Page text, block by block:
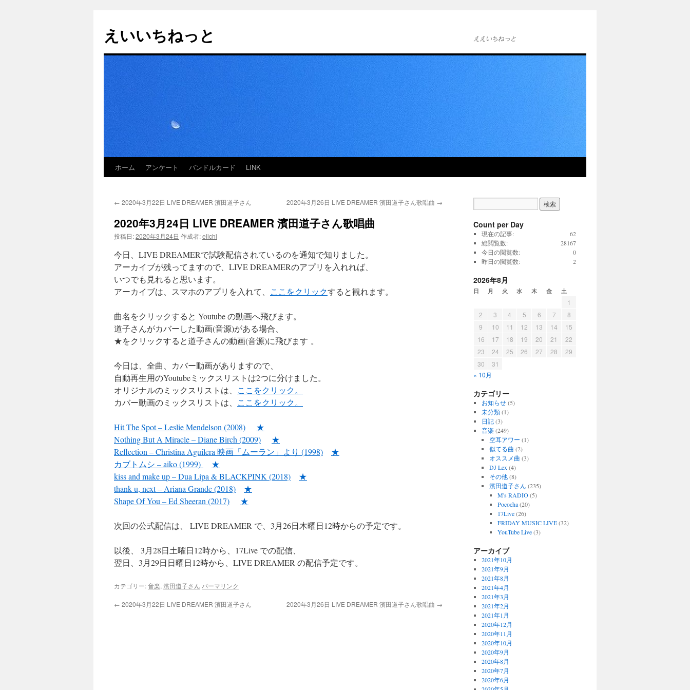
えいいちねっと ええいちねっと
ン
ホーム アンケート バンドルカード LINK
← 2020年3月22日 LIVE DREAMER 濱田道子さん 2020年3月26日 LIVE DREAMER 濱田道子さん歌唱曲 →
2020年3月24日 LIVE DREAMER 濱田道子さん歌唱曲
投稿日:2020年3月24日 作成者:eiichi
今日、LIVE DREAMERで試験配信されているのを通知で知りました。
アーカイブが残ってますので、LIVE DREAMERのアプリを入れれば、
いつでも見れると思います。
アーカイブは、スマホのアプリを入れて、 ここをクリックすると観れます。
曲名をクリックすると Youtube の動画へ飛びます。
道子さんがカバーした動画(音源)がある場合、
★をクリックすると道子さんの動画(音源)に飛びます 。
今日は、全曲、カバー動画がありますので、
自動再生用のYoutubeミックスリストは2つに分けました。
オリジナルのミックスリストは、 ここをクリック。
カバー動画のミックスリストは、 ここをクリック。
Hit The Spot – Leslie Mendelson (2008)
★
Nothing But A Miracle – Diane Birch (2009)
★
Reflection – Christina Aguilera 映画「ムーラン」より (1998)
★
カブトムシ – aiko (1999)
★
kiss and make up – Dua Lipa & BLACKPINK (2018)
★
thank u, next – Ariana Grande (2018)
★
Shape Of You – Ed Sheeran (2017)
★
次回の公式配信は、 LIVE DREAMER で、3月26日木曜日12時からの予定です。
以後、 3月28日土曜日12時から、17Live での配信、
翌日、3月29日日曜日12時から、LIVE DREAMER の配信予定です。
カテゴリー:音楽, 濱田道子さん パーマリンク
← 2020年3月22日 LIVE DREAMER 濱田道子さん 2020年3月26日 LIVE DREAMER 濱田道子さん歌唱曲 →
Count per Day
62
現在の記事:
28167
総閲覧数:
0
今日の閲覧数:
2
昨日の閲覧数:
2026年8月
日 月 火 水 木 金 土
1
2
3 4 5 6 7
8
9
10 11 12 13 14
15
16
17 18 19 20 21
22
23
24 25 26 27 28
29
30
31
« 10月
カテゴリー
お知らせ(5)
未分類(1)
日記(3)
音楽(249)
空耳アワー (1)
似てる曲 (2)
オススメ曲 (3)
DJ Lex (4)
その他(8)
濱田道子さん (235)
M's RADIO(5)
Pococha(20)
17Live(26)
FRIDAY MUSIC LIVE(32)
YouTube Live(3)
アーカイブ
2021年10月
2021年9月
2021年8月
2021年4月
2021年3月
2021年2月
2021年1月
2020年12月
2020年11月
2020年10月
2020年9月
2020年8月
2020年7月
2020年6月